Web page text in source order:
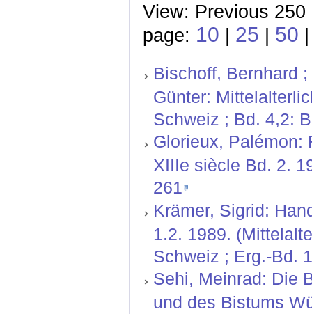
View: Previous
page: 10 | 25 | 50
Bischoff, Bernhard
Günter:
Schweiz ; Bd. 4,2:
Glorieux, Palémon:
XIIIe siècle Bd. 2.
261
Krämer, Sigrid:
1.2. 1989.
Schweiz ; Erg.-Bd.
Sehi, Meinrad: Die
und des Bistums